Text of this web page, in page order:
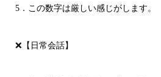
5．この数字は厳しい感じがします。
❌【日常会話】